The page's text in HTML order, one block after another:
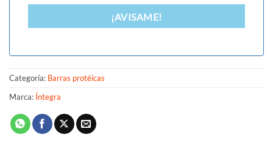
¡AVISAME!
Categoría: Barras protéicas
Marca: Íntegra